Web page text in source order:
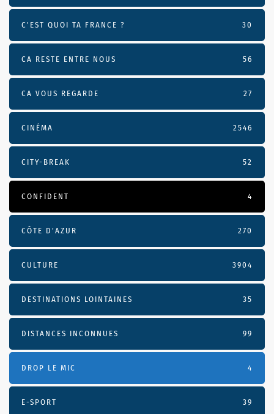
C'EST QUOI TA FRANCE ? 30
CA RESTE ENTRE NOUS 56
CA VOUS REGARDE 27
CINÉMA 2546
CITY-BREAK 52
CONFIDENT 4
CÔTE D’AZUR 270
CULTURE 3904
DESTINATIONS LOINTAINES 35
DISTANCES INCONNUES 99
DROP LE MIC 4
E-SPORT 39